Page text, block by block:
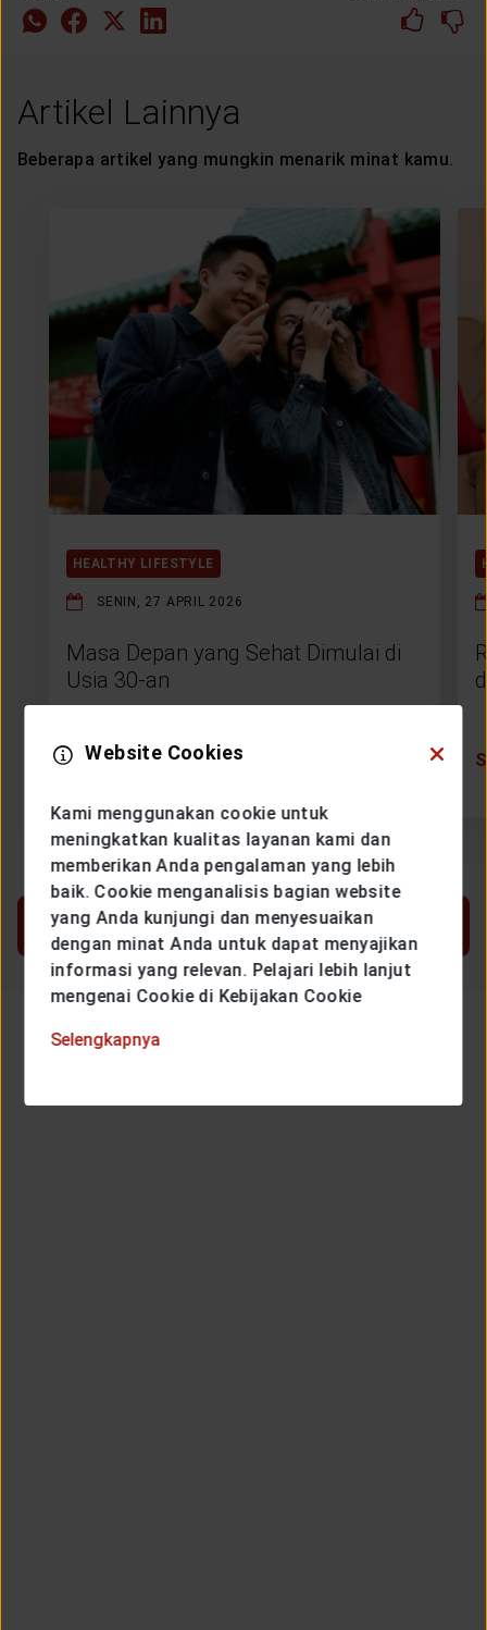
Artikel Lainnya
Beberapa artikel yang mungkin menarik minat kamu.
HEALTHY LIFESTYLE
SENIN, 27 APRIL 2026
Masa Depan yang Sehat Dimulai di
Usia 30-an
SELENGKAPNYA
LIHAT LEBIH BANYAK
Website Cookies
Kami menggunakan cookie untuk
meningkatkan kualitas layanan kami dan
memberikan Anda pengalaman yang lebih
baik. Cookie menganalisis bagian website
yang Anda kunjungi dan menyesuaikan
dengan minat Anda untuk dapat menyajikan
informasi yang relevan. Pelajari lebih lanjut
mengenai Cookie di Kebijakan Cookie
Selengkapnya